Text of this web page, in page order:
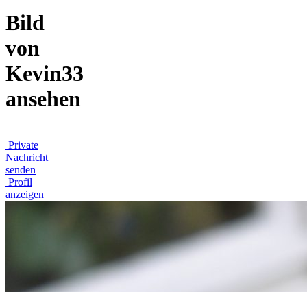
Bild
von
Kevin33
ansehen
Private
Nachricht
senden
Profil
anzeigen